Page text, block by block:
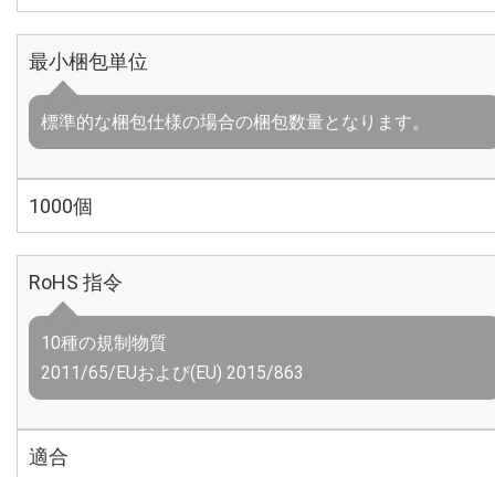
最小梱包単位
標準的な梱包仕様の場合の梱包数量となります。
1000個
RoHS 指令
10種の規制物質
2011/65/EUおよび(EU) 2015/863
適合